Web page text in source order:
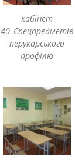
кабінет
40_Спецпредметів
перукарського
профілю